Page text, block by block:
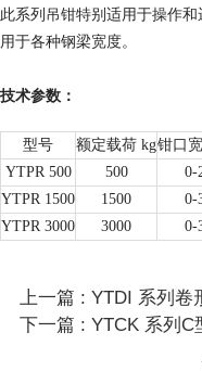
此系列吊钳特别适用于操作
用于各种钢梁宽度。
技术参数：
型号 额定载荷 kg钳口
YTPR 500
500 0-
YTPR 1500
1500 0-
YTPR 3000
3000 0-
上一篇 : YTDI 系列卷
下一篇 : YTCK 系列C